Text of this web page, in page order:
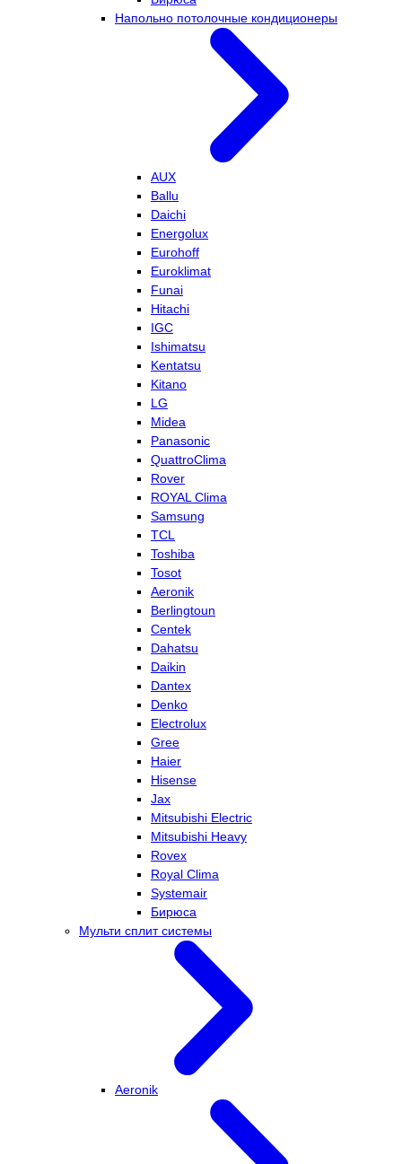
Напольно потолочные кондиционеры
AUX
Ballu
Daichi
Energolux
Eurohoff
Euroklimat
Funai
Hitachi
IGC
Ishimatsu
Kentatsu
Kitano
LG
Midea
Panasonic
QuattroClima
Rover
ROYAL Clima
Samsung
TCL
Toshiba
Tosot
Aeronik
Berlingtoun
Centek
Dahatsu
Daikin
Dantex
Denko
Electrolux
Gree
Haier
Hisense
Jax
Mitsubishi Electric
Mitsubishi Heavy
Rovex
Royal Clima
Systemair
Бирюса
Мульти сплит системы
Aeronik